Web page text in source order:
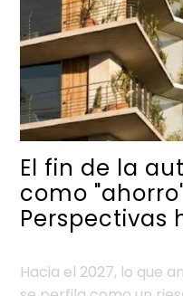
El fin de la
como
Perspectivas
Hacia el 2027, lo que